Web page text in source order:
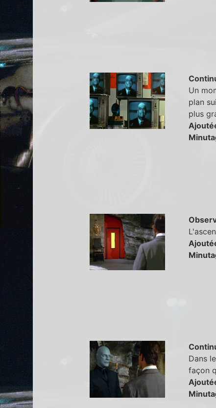
Un
plan
plus
Dans
façon